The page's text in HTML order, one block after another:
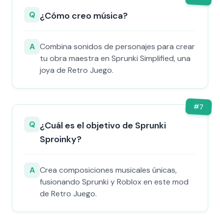
Q ¿Cómo creo música?
A Combina sonidos de personajes para crear
tu obra maestra en Sprunki Simplified, una
joya de Retro Juego.
#7
Q ¿Cuál es el objetivo de Sprunki
Sproinky?
A Crea composiciones musicales únicas,
fusionando Sprunki y Roblox en este mod
de Retro Juego.